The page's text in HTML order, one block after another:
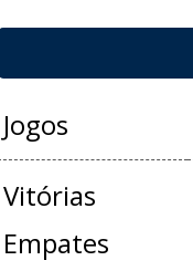
Jogos
Vitórias
Empates